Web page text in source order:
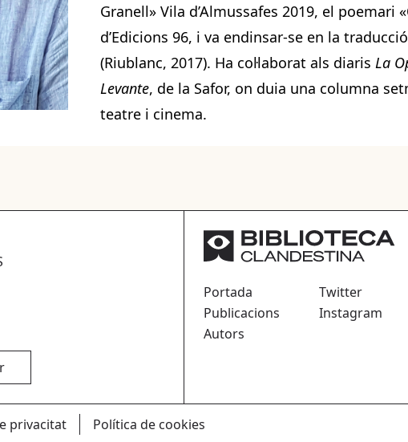
Granell» Vila d’Almussafes 2019, el poemari
d’Edicions 96, i va endinsar-se en la
(Riublanc, 2017). Ha col·laborat als diaris La
Levante, de la Safor, on duia una columna
teatre i cinema.
Portada
Publicacions
Autors
Twitter
Instagram
privacitat Política de cookies